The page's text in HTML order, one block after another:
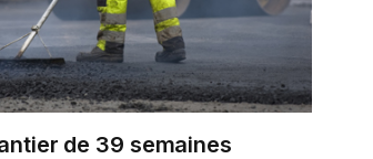
de 39 semaines